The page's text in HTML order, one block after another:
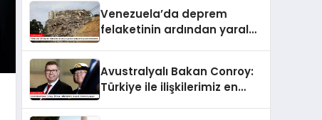
Venezuela’da deprem
felaketinin ardından yaralar
Avustralyalı Bakan Conroy:
Türkiye ile ilişkilerimiz en